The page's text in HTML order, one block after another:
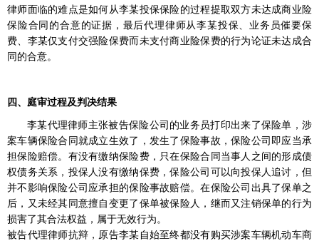
律师面临的难点是如何从李某投保保险的过程提取双方未达成商业险
保险合同的合意的证据，最后代理律师从李某投保、业务员催要保
费、李某仅支付交强险保费而未支付商业险保费的行为论证未达成合
同的合意。
四、庭审过程及判决结果
李某代理律师主张被告保险公司的业务员打印出来了保险单，涉
案车辆保险合同就成立生效了，发生了保险事故，保险公司即应当承
担保险赔偿。有没有缴纳保险费，只在保险合同当事人之间的形成债
权债务关系，投保人没有缴纳保费，保险公司可以向投保人追讨，但
并不影响保险公司应承担的保险事故赔偿。在保险公司出具了保单之
后，又未经其同意擅自变更了保单被保险人，继而又注销保单的行为
损害了其合法权益，属于无效行为。
被告代理律师抗辩，原告李某自始至终都没有购买涉案车辆机动车商